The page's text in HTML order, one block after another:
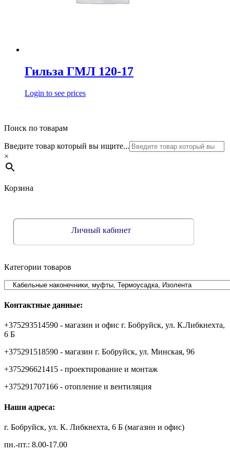
Гильза ГМЛ 120-17
Login to see prices
Поиск по товарам
Введите товар который вы ищите...
×
Корзина
Личный кабинет
Категории товаров
Контактные данные:
+375293514590 - магазин и офис г. Бобруйск, ул. К.Либкнехта,
6 Б
+375291518590 - магазин г. Бобруйск, ул. Минская, 96
+375296621415 - проектирование и монтаж
+375291707166 - отопление и вентиляция
Наши адреса:
г. Бобруйск, ул. К. Либкнехта, 6 Б (магазин и офис)
пн.-пт.: 8.00-17.00